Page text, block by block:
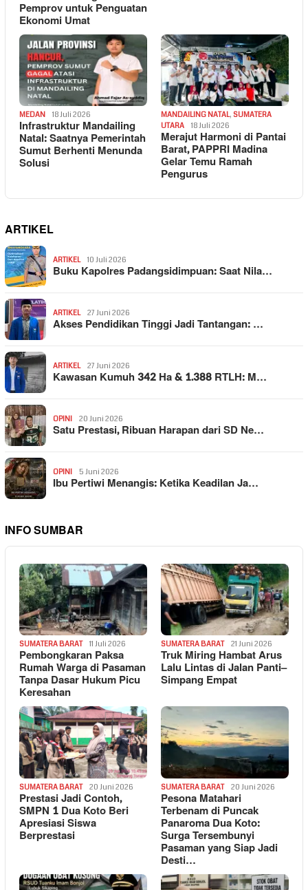
Pemprov untuk Penguatan
Ekonomi Umat
MEDAN 18 Juli 2026
Infrastruktur Mandailing
Natal: Saatnya Pemerintah
Sumut Berhenti Menunda
Solusi
MANDAILING NATAL, SUMATERA
UTARA
18 Juli 2026
Merajut Harmoni di Pantai
Barat, PAPPRI Madina
Gelar Temu Ramah
Pengurus
ARTIKEL
ARTIKEL 10 Juli 2026
Buku Kapolres Padangsidimpuan: Saat Nila…
ARTIKEL 27 Juni 2026
Akses Pendidikan Tinggi Jadi Tantangan: …
ARTIKEL 27 Juni 2026
Kawasan Kumuh 342 Ha & 1.388 RTLH: M…
OPINI 20 Juni 2026
Satu Prestasi, Ribuan Harapan dari SD Ne…
OPINI 5 Juni 2026
Ibu Pertiwi Menangis: Ketika Keadilan Ja…
INFO SUMBAR
SUMATERA BARAT 11 Juli 2026
Pembongkaran Paksa
Rumah Warga di Pasaman
Tanpa Dasar Hukum Picu
Keresahan
SUMATERA BARAT 21 Juni 2026
Truk Miring Hambat Arus
Lalu Lintas di Jalan Panti–
Simpang Empat
SUMATERA BARAT 20 Juni 2026
Prestasi Jadi Contoh,
SMPN 1 Dua Koto Beri
Apresiasi Siswa
Berprestasi
SUMATERA BARAT 20 Juni 2026
Pesona Matahari
Terbenam di Puncak
Panaroma Dua Koto:
Surga Tersembunyi
Pasaman yang Siap Jadi
Desti…